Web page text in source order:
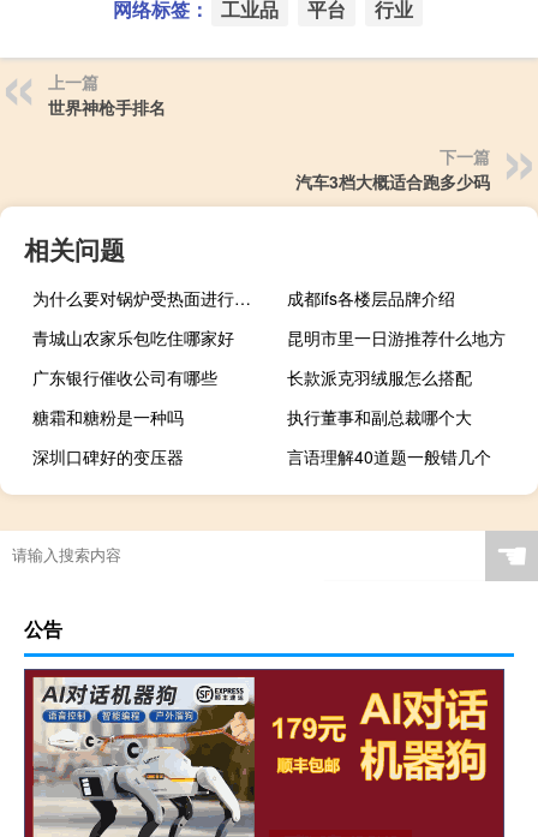
网络标签： 工业品 平台 行业
上一篇
世界神枪手排名
下一篇
汽车3档大概适合跑多少码
相关问题
为什么要对锅炉受热面进行吹灰
成都ifs各楼层品牌介绍
青城山农家乐包吃住哪家好
昆明市里一日游推荐什么地方
广东银行催收公司有哪些
长款派克羽绒服怎么搭配
糖霜和糖粉是一种吗
执行董事和副总裁哪个大
深圳口碑好的变压器
言语理解40道题一般错几个
☚
公告